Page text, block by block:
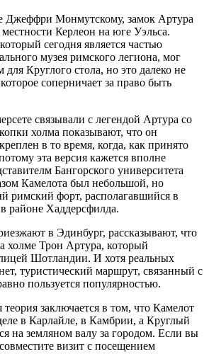
Джеффри Монмутскому, замок Артура
Керлеон на юге Уэльса.
сегодня является частью
музея римского легиона, мог
Круглого стола, но это далеко не
соперничает за право быть
связывали с легендой Артура со
холма показывают, что он
в то время, когда, как принято
эта версия кажется вполне
Бангорского университета
Камелота был небольшой, но
римский форт, располагавшийся в
районе Хаддерсфилда.
в Эдинбург, рассказывают, что
холме Трон Артура, который
Шотландии. И хотя реальных
туристический маршрут, связанный с
пользуется популярностью.
заключается в том, что Камелот
в Карлайле, в Камбрии, а Круглый
на земляном валу за городом. Если вы
визит с посещением